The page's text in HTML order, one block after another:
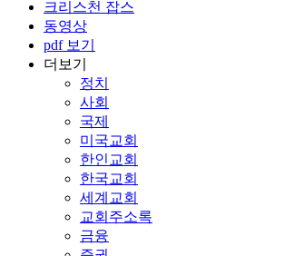
크리스천 잡스
동영상
pdf 보기
더보기
정치
사회
국제
미국교회
한인교회
한국교회
세계교회
교회주소록
금융